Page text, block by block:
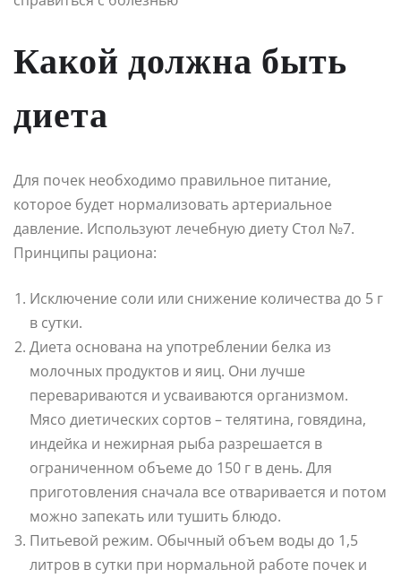
Какой должна быть
диета
Для почек необходимо правильное питание,
которое будет нормализовать артериальное
давление. Используют лечебную диету Стол №7.
Принципы рациона:
Исключение соли или снижение количества до 5 г
в сутки.
Диета основана на употреблении белка из
молочных продуктов и яиц. Они лучше
перевариваются и усваиваются организмом.
Мясо диетических сортов – телятина, говядина,
индейка и нежирная рыба разрешается в
ограниченном объеме до 150 г в день. Для
приготовления сначала все отваривается и потом
можно запекать или тушить блюдо.
Питьевой режим. Обычный объем воды до 1,5
литров в сутки при нормальной работе почек и